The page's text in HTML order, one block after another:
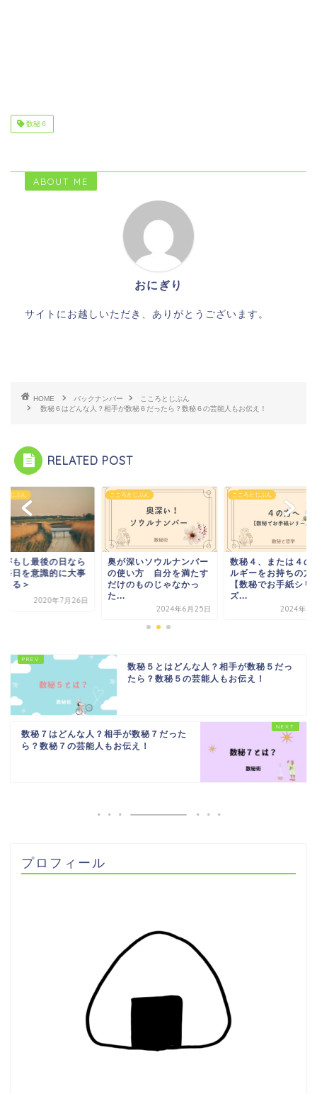
数秘６
ABOUT ME
おにぎり
サイトにお越しいただき、ありがとうございます。
HOME バックナンバー
こころとじぶん
数秘６はどんな人？相手が数秘６だったら？数秘６の芸能人もお伝え！
RELATED POST
ら
事
奥が深いソウルナンバー
の使い方 自分を満たす
だけのものじゃなかっ
た...
数秘４、または４のエネ
ルギーをお持ちの方へ。
【数秘でお手紙シリー
2024年4月14日
今日が
ば＜毎
に生き
数秘５とはどんな人？相手が数秘５だっ
たら？数秘５の芸能人もお伝え！
数秘７はどんな人？相手が数秘７だった
ら？数秘７の芸能人もお伝え！
プロフィール